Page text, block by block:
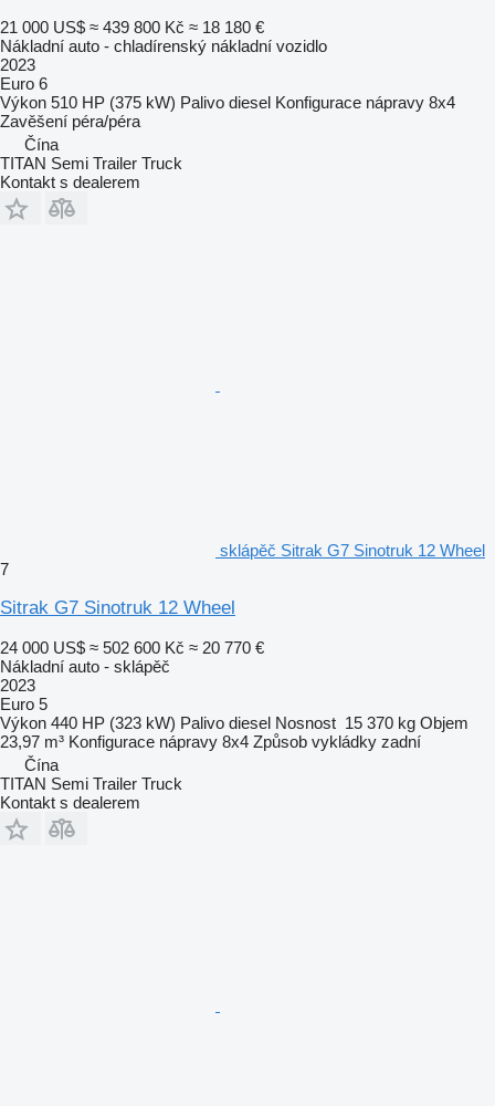
21 000 US$ ≈ 439 800 Kč ≈ 18 180 €
Nákladní auto - chladírenský nákladní vozidlo
2023
Euro 6
Výkon 510 HP (375 kW) Palivo diesel Konfigurace nápravy 8x4
Zavěšení péra/péra
Čína
TITAN Semi Trailer Truck
Kontakt s dealerem
sklápěč Sitrak G7 Sinotruk 12 Wheel
7
Sitrak G7 Sinotruk 12 Wheel
24 000 US$ ≈ 502 600 Kč ≈ 20 770 €
Nákladní auto - sklápěč
2023
Euro 5
Výkon 440 HP (323 kW) Palivo diesel Nosnost 15 370 kg Objem
23,97 m³ Konfigurace nápravy 8x4 Způsob vykládky zadní
Čína
TITAN Semi Trailer Truck
Kontakt s dealerem